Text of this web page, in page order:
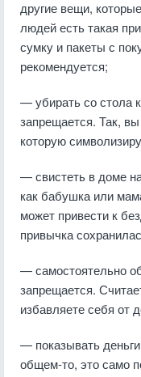
другие вещи,
людей есть такая
сумку и пакеты с
рекомендуется;
— убирать со стола
запрещается. Так,
которую
— свистеть в доме
как бабушка или
может привести к
привычка
— самостоятельно
запрещается.
избавляете себя от
— показывать
общем-то, это само